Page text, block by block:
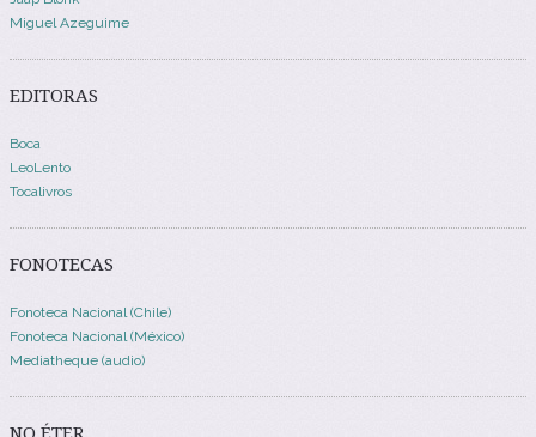
Miguel Azeguime
EDITORAS
Boca
LeoLento
Tocalivros
FONOTECAS
Fonoteca Nacional (Chile)
Fonoteca Nacional (México)
Mediatheque (audio)